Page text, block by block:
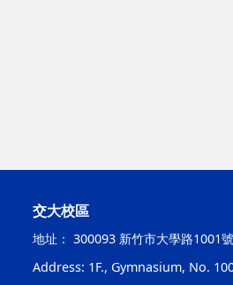
交大校區
地址： 300093 新竹市大學路1001
Address: 1F., Gymnasium, No.